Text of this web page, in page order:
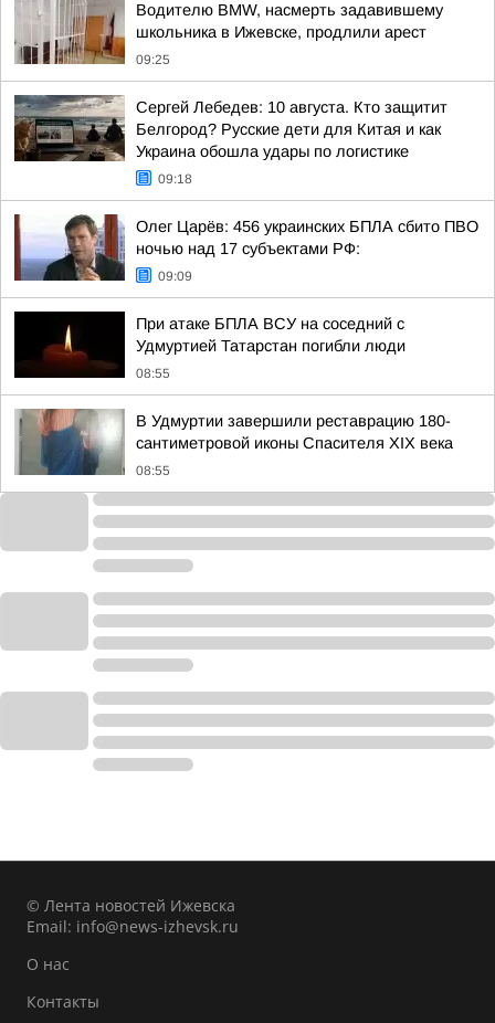
Водителю BMW, насмерть задавившему
школьника в Ижевске, продлили арест
09:25
Сергей Лебедев: 10 августа. Кто защитит
Белгород? Русские дети для Китая и как
Украина обошла удары по логистике
09:18
Олег Царёв: 456 украинских БПЛА сбито ПВО
ночью над 17 субъектами РФ:
09:09
При атаке БПЛА ВСУ на соседний с
Удмуртией Татарстан погибли люди
08:55
В Удмуртии завершили реставрацию 180-
сантиметровой иконы Спасителя XIX века
08:55
© Лента новостей Ижевска
Email: info@news-izhevsk.ru
О нас
Контакты